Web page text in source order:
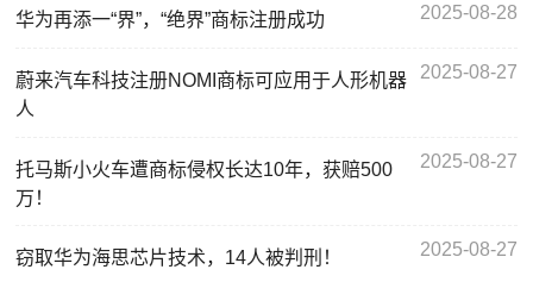
华为再添一“界”，“绝界”商标注册成功 2025-08-28
蔚来汽车科技注册NOMI商标可应用于人形机器
人
2025-08-27
托马斯小火车遭商标侵权长达10年，获赔500
万！
2025-08-27
窃取华为海思芯片技术，14人被判刑！ 2025-08-27